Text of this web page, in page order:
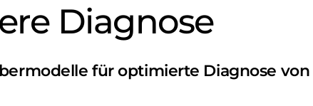
Diagnose
für optimierte Diagnose